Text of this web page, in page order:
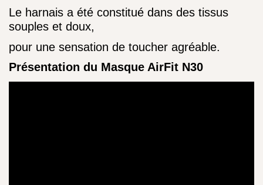
Le harnais a été constitué dans des tissus
souples et doux,
pour une sensation de toucher agréable.
Présentation du Masque AirFit N30